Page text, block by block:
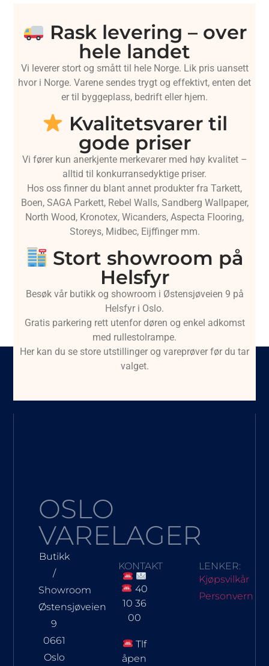
Rask levering – over
hele landet
Vi leverer stort og smått til hele Norge. Lik pris uansett
hvor i Norge. Varene sendes trygt og effektivt, enten det
er til byggeplass, bedrift eller hjem.
Kvalitetsvarer til
gode priser
Vi fører kun anerkjente merkevarer med høy kvalitet –
alltid til konkurransedyktige priser.
Hos oss finner du blant annet produkter fra Tarkett,
Boen, SAGA Parkett, Rebel Walls, Sandberg Wallpaper,
North Wood, Kronotex, Wicanders, Aspecta Flooring,
Storeys, Midbec, Eijffinger mm.
Stort showroom på
Helsfyr
Besøk vår butikk og showroom i Østensjøveien 9 på
Helsfyr i Oslo.
Gratis parkering rett utenfor døren og enkel adkomst
med rullestolrampe.
Her kan du se store utstillinger og vareprøver før du tar
valget.
OSLO
VARELAGER
Butikk
/
Showroom
Østensjøveien
9
0661
Oslo
KONTAKT
40
10 36
00
Tlf
åpen
LENKER:
Kjøpsvilkår
Personvern